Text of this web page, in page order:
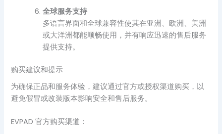
全球服务支持
多语言界面和全球兼容性使其在亚洲、欧洲、美洲
或大洋洲都能顺畅使用，并有响应迅速的售后服务
提供支持。
购买建议和提示
为确保正品和服务体验，建议通过官方或授权渠道购买，以
避免假冒或改装版本影响安全和售后服务。
EVPAD 官方购买渠道：